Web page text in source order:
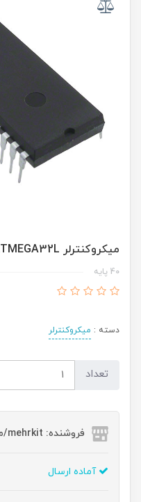
میکروکنترلر ATMEGA32L
40 پایه
دسته : میکروکنترلر
تعداد
فروشنده: mehrkit/مهرکیت
آماده ارسال